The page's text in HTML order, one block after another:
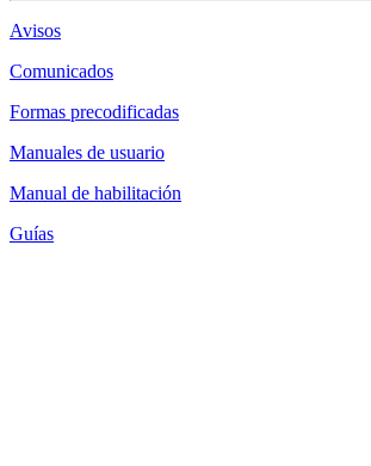
Avisos
Comunicados
Formas precodificadas
Manuales de usuario
Manual de habilitación
Guías